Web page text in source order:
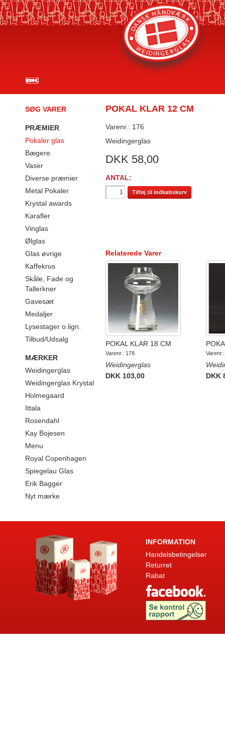
SØG VARER
PRÆMIER
Pokaler glas
Bægere
Vaser
Diverse præmier
Metal Pokaler
Krystal awards
Karafler
Vinglas
Ølglas
Glas øvrige
Kaffekrus
Skåle, Fade og
Tallerkner
Gavesæt
Medaljer
Lysestager o.lign.
Tilbud/Udsalg
MÆRKER
Weidingerglas
Weidingerglas Krystal
Holmegaard
Ittala
Rosendahl
Kay Bojesen
Menu
Royal Copenhagen
Spiegelau Glas
Erik Bagger
Nyt mærke
POKAL KLAR 12 CM
Varenr.: 176
Weidingerglas
DKK 58,00
ANTAL:
Tilføj til indkøbskurv
Relaterede Varer
POKAL KLAR 18 CM
Varenr.: 178
Weidingerglas
DKK 103,00
DKK
INFORMATION
Handelsbetingelser
Returret
Rabat